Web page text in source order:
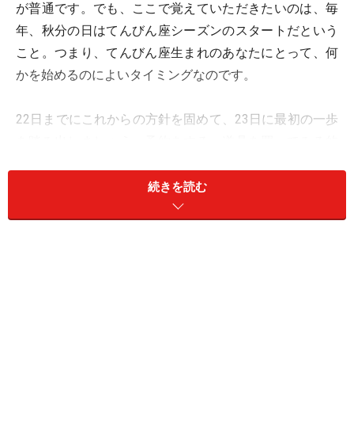
が普通です。でも、ここで覚えていただきたいのは、毎
年、秋分の日はてんびん座シーズンのスタートだという
こと。つまり、てんびん座生まれのあなたにとって、何
かを始めるのによいタイミングなのです。
22日までにこれからの方針を固めて、23日に最初の一歩
流れを生み出せるはず。続きを読む